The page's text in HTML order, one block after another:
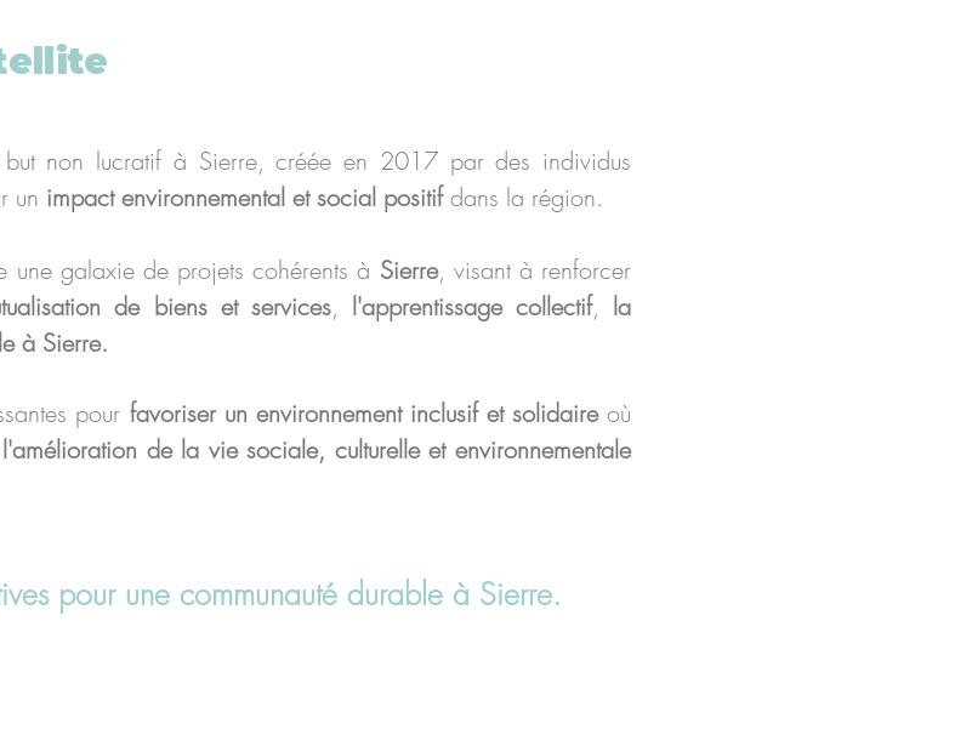
non lucratif à Sierre, créée en 2017 par des individus
un impact environnemental et social positifdans la région.
une galaxie de projets cohérents à Sierre, visant à renforcer
de biens et services, l'apprentissage collectif, la
à Sierre.
pour favoriser un environnement inclusif et solidaireoù
l'amélioration de la vie sociale, culturelle et environnementale
pour une communauté durable à Sierre.